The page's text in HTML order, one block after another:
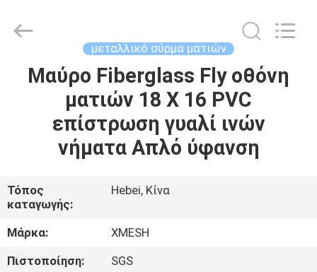
ΣΠΊΤΙ
ΠΡΟΪΌΝΤΑ
ΠΕΡΊΠΟΥ
ΕΜΕΊΣ
ΓΎΡΟΣ
ΕΡΓΟΣΤΑΣΊΩΝ
MFG
μεταλλικό σύρμα ματιών
Μαύρο Fiberglass Fly οθόνη
ματιών 18 X 16 PVC
επίστρωση γυαλί ινών
νήματα Απλό ύφανση
Τόπος
καταγωγής:
Hebei, Κίνα
Μάρκα:
XMESH
Πιστοποίηση:
SGS